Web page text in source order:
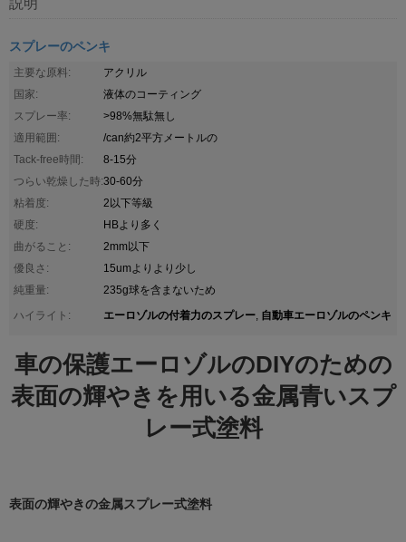
スプレーのペンキ
主要な原料:
アクリル
国家:
液体のコーティング
スプレー率:
>98%無駄無し
適用範囲:
/can約2平方メートルの
Tack-free時間:
8-15分
つらい乾燥した時:30-60分
粘着度:
2以下等級
硬度:
HBより多く
曲がること:
2mm以下
優良さ:
15umよりより少し
純重量:
235g球を含まないため
ハイライト:
エーロゾルの付着力のスプレー, 自動車エーロゾルのペンキ
車の保護エーロゾルのDIYのための
表面の輝やきを用いる金属青いスプ
レー式塗料
表面の輝やきの金属スプレー式塗料